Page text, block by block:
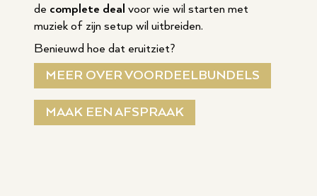
de complete deal voor wie wil starten met
muziek of zijn setup wil uitbreiden.
Benieuwd hoe dat eruitziet?
MEER OVER VOORDEELBUNDELS
MAAK EEN AFSPRAAK